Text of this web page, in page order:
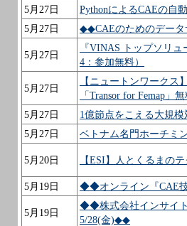
5月27日
PythonによるCAEの自
5月27日
◆◆CAEのためのデー
5月27日
『VINAS トップソリ
4：参加無料）
5月27日
【ニュートンワークス
「Transor for Femap」
5月27日
1億節点をこえる大規
5月27日
ベトナム名門ホーチミ
5月20日 【ESI】人とくるまの
5月19日 ◆◆オンライン『CAE
5月19日
◆◆株式会社インサイ
5/28(金)◆◆